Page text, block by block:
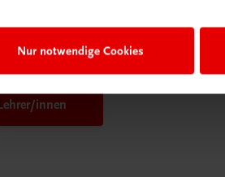
Nur notwendige Cookies
der TRAUNER-DigiBox eine
an, die Ihr Leben als
einfacher machen.
innen